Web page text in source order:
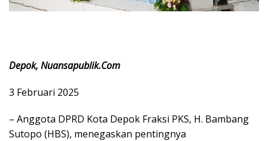
Depok, Nuansapublik.Com
3 Februari 2025
– Anggota DPRD Kota Depok Fraksi PKS, H. Bambang
Sutopo (HBS), menegaskan pentingnya